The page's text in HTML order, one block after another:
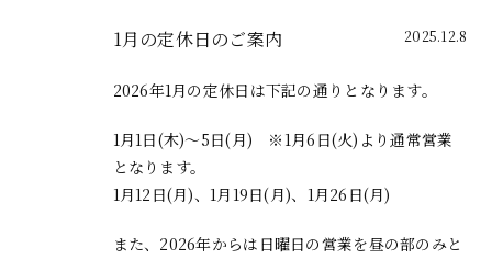
2025.12.8
1月の定休日のご案内
2026年1月の定休日は下記の通りとなります。
1月1日(木)〜5日(月) ※1月6日(火)より通常営業
となります。
1月12日(月)、1月19日(月)、1月26日(月)
また、2026年からは日曜日の営業を昼の部のみと